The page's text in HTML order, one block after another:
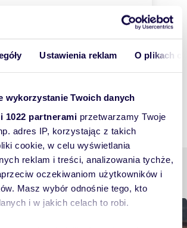
Ustawienia reklam O plikach
wykorzystanie Twoich danych
1022 partnerami przetwarzamy Twoje
adres IP, korzystając z takich
cookie, w celu wyświetlania
reklam i treści, analizowania tychże,
oczekiwaniom użytkowników i
Masz wybór odnośnie tego, kto
i w jakich celach to robi.
Żelazna
tematy
urządzam